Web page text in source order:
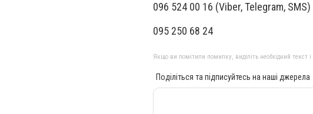
096 524 00 16 (Viber, Telegram, SMS)
095 250 68 24
Якщо ви помітили помилку, виділіть необхідний текст
Поділіться та підписуйтесь на наші джерела